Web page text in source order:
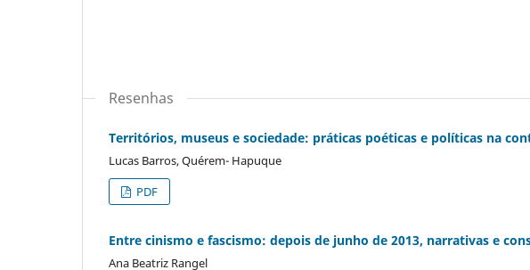
Resenhas
Territórios, museus e sociedade: práticas poéticas e políticas na
Lucas Barros, Quérem- Hapuque
PDF
Entre cinismo e fascismo: depois de junho de 2013, narrativas e
Ana Beatriz Rangel